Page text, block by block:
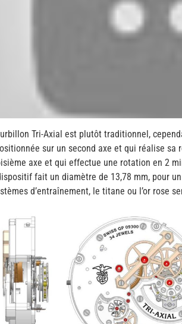
Tri-Axial est plutôt traditionnel,
sur un second axe et qui réalise
axe et qui effectue une rotation en 2
fait un diamètre de 13,78 mm, pour
d’entraînement, le titane ou l’or rose